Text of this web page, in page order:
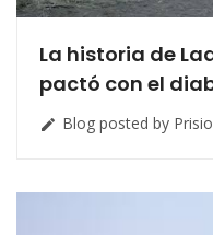
La historia de
pactó con el
 Blog posted by